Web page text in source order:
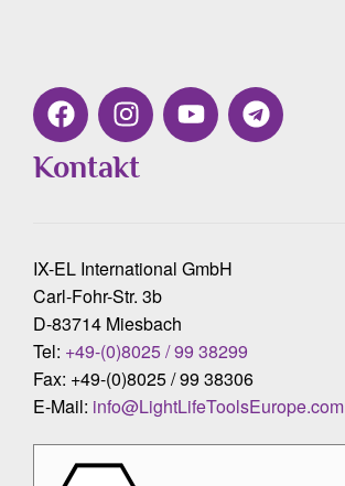
Kontakt
IX-EL International GmbH
Carl-Fohr-Str. 3b
D-83714 Miesbach
Tel: +49-(0)8025 / 99 38299
Fax: +49-(0)8025 / 99 38306
E-Mail: info@LightLifeToolsEurope.com